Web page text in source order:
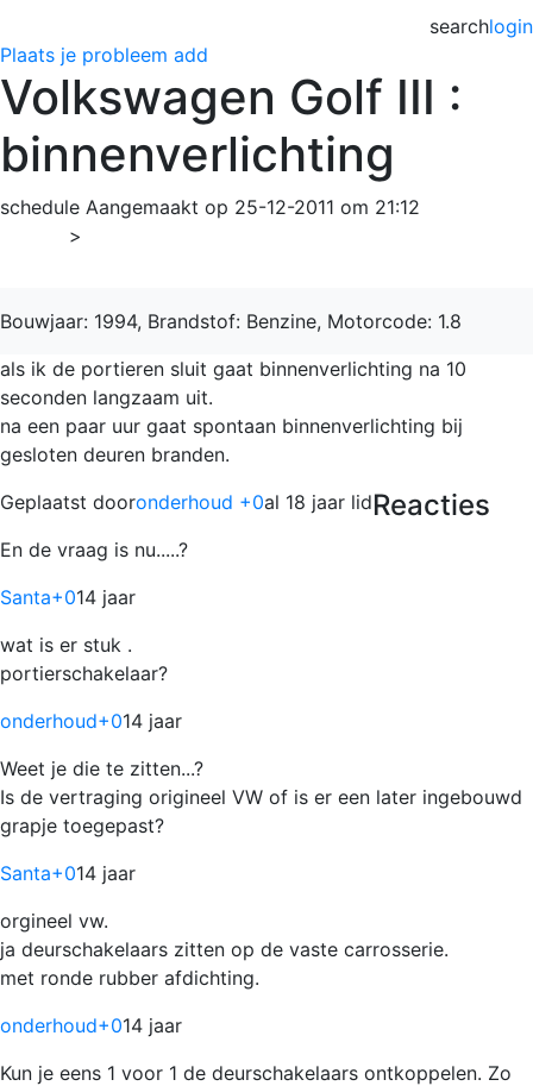
login
search
Plaats je probleem add
Volkswagen Golf III :
binnenverlichting
schedule Aangemaakt op 25-12-2011 om 21:12
>
Bouwjaar: 1994, Brandstof: Benzine, Motorcode: 1.8
als ik de portieren sluit gaat binnenverlichting na 10
seconden langzaam uit.
na een paar uur gaat spontaan binnenverlichting bij
gesloten deuren branden.
Geplaatst dooronderhoud +0al 18 jaar lidReacties
En de vraag is nu.....?
Santa+014 jaar
wat is er stuk .
portierschakelaar?
onderhoud+014 jaar
Weet je die te zitten...?
Is de vertraging origineel VW of is er een later ingebouwd
grapje toegepast?
Santa+014 jaar
orgineel vw.
ja deurschakelaars zitten op de vaste carrosserie.
met ronde rubber afdichting.
onderhoud+014 jaar
Kun je eens 1 voor 1 de deurschakelaars ontkoppelen. Zo